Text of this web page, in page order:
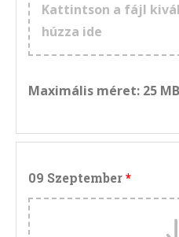
Kattintson a fájl
húzza ide
Maximális méret: 25 MB
09 Szeptember